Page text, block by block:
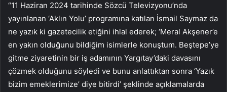
“11 Haziran 2024 tarihinde Sözcü Televizyonu’nda
yayınlanan ‘Aklın Yolu’ programına katılan İsmail Saymaz da
ne yazık ki gazetecilik etiğini ihlal ederek; ‘Meral Akşener’e
en yakın olduğunu bildiğim isimlerle konuştum. Beştepe’ye
gitme ziyaretinin bir iş adamının Yargıtay’daki davasını
çözmek olduğunu söyledi ve bunu anlattıktan sonra ‘Yazık
bizim emeklerimize’ diye bitirdi’ şeklinde açıklamalarda